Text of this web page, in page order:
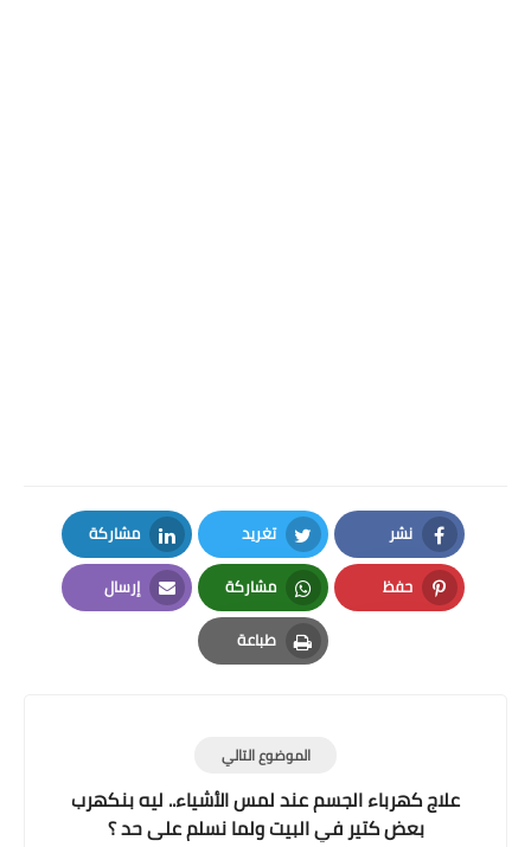
نشر
Facebook
تغريد
Twitter
مشاركة
LinkedIn
حفظ
Pinterest
مشاركة
Whatsapp
إرسال
Email
طباعة
Print
الموضوع التالي
علاج كهرباء الجسم عند لمس الأشياء.. ليه بنكهرب
بعض كتير في البيت ولما نسلم على حد ؟